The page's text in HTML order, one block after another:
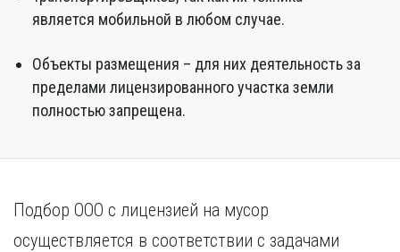
является мобильной в любом случае.
Объекты размещения – для них деятельность за
пределами лицензированного участка земли
полностью запрещена.
Подбор ООО с лицензией на мусор
осуществляется в соответствии с задачами